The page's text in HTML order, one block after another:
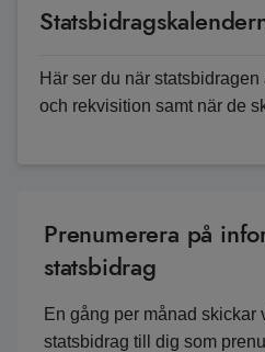
Här ser du när
och rekvisition samt när de
Prenumerera på
statsbidrag
En gång per månad skickar
statsbidrag till dig som